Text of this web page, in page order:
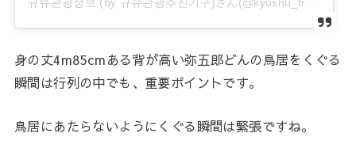
身の丈4m85cmある背が高い弥五郎どんの鳥居をくぐる
瞬間は行列の中でも、重要ポイントです。
鳥居にあたらないようにくぐる瞬間は緊張ですね。